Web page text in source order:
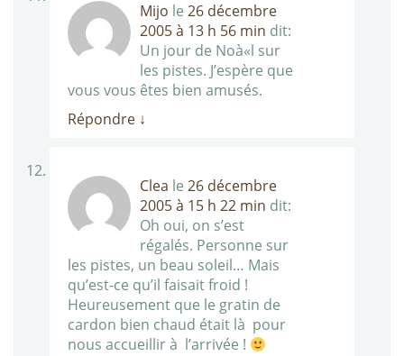
Mijo le 26 décembre
2005 à 13 h 56 min dit:
Un jour de Noà«l sur
les pistes. J’espère que
vous vous êtes bien amusés.
Répondre ↓
Clea le 26 décembre
2005 à 15 h 22 min dit:
Oh oui, on s’est
régalés. Personne sur
les pistes, un beau soleil… Mais
qu’est-ce qu’il faisait froid !
Heureusement que le gratin de
cardon bien chaud était là pour
nous accueillir à l’arrivée !